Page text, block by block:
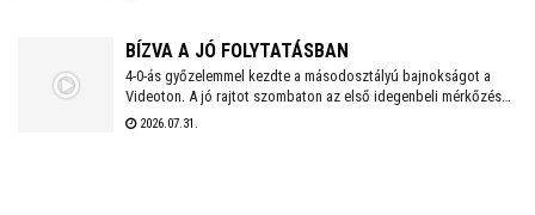
BÍZVA A JÓ FOLYTATÁSBAN
4-0-ás győzelemmel kezdte a másodosztályú bajnokságot a
Videoton. A jó rajtot szombaton az első idegenbeli mérkőzés
követi, a tavaly még NB I-es Kazincbarcika otthonában.
2026.07.31.